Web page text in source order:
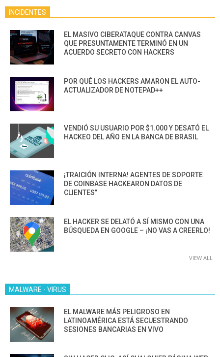
INCIDENTES
EL MASIVO CIBERATAQUE CONTRA CANVAS
QUE PRESUNTAMENTE TERMINÓ EN UN
ACUERDO SECRETO CON HACKERS
POR QUÉ LOS HACKERS AMARON EL AUTO-
ACTUALIZADOR DE NOTEPAD++
VENDIÓ SU USUARIO POR $1.000 Y DESATÓ EL
HACKEO DEL AÑO EN LA BANCA DE BRASIL
¡TRAICIÓN INTERNA! AGENTES DE SOPORTE
DE COINBASE HACKEARON DATOS DE
CLIENTES”
EL HACKER SE DELATÓ A SÍ MISMO CON UNA
BÚSQUEDA EN GOOGLE – ¡NO VAS A CREERLO!
VIEW ALL
MALWARE - VIRUS
EL MALWARE MÁS PELIGROSO EN
LATINOAMÉRICA ESTÁ SECUESTRANDO
SESIONES BANCARIAS EN VIVO